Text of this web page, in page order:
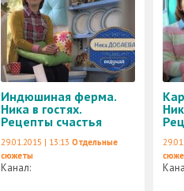
Индюшиная ферма.
Ника в гостях.
Рецепты счастья
29.01.2015 | 13:13 Отдельные
сюжеты
Канал: